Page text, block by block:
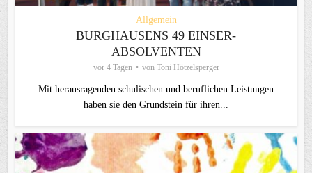
Allgemein
BURGHAUSENS 49 EINSER-
ABSOLVENTEN
vor 4 Tagen von Toni Hötzelsperger
Mit herausragenden schulischen und beruflichen Leistungen
haben sie den Grundstein für ihren...